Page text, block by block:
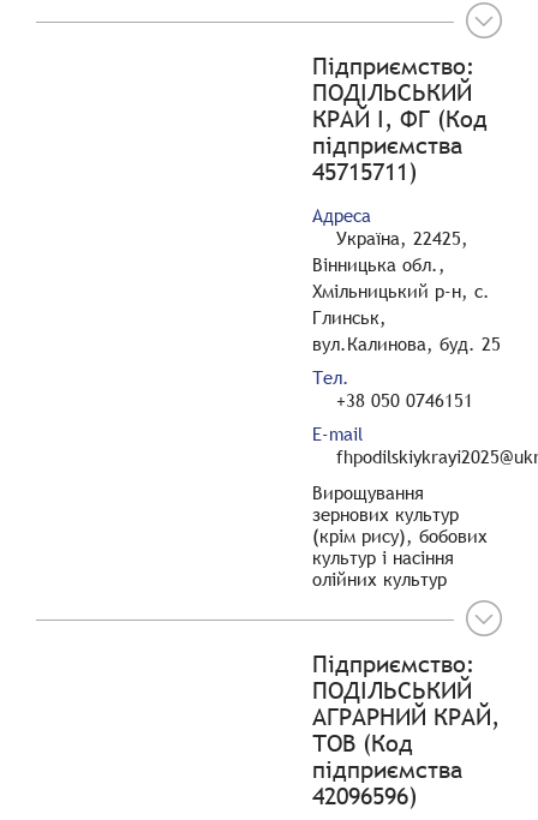
Підприємство:
ПОДІЛЬСЬКИЙ
КРАЙ І, ФГ (Код
підприємства
45715711)
Адреса
Україна, 22425,
Вінницька обл.,
Хмільницький р-н, с.
Глинськ,
вул.Калинова, буд. 25
Тел.
+38 050 0746151
E-mail
Вирощування
зернових культур
(крім рису), бобових
культур і насіння
олійних культур
Підприємство:
ПОДІЛЬСЬКИЙ
АГРАРНИЙ КРАЙ,
ТОВ (Код
підприємства
42096596)